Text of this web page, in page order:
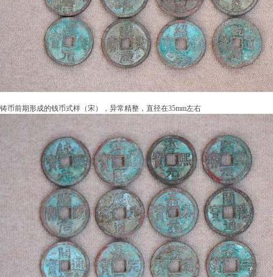
铸币前期形成的钱币式样（宋），异常精整，直径在35mm左右